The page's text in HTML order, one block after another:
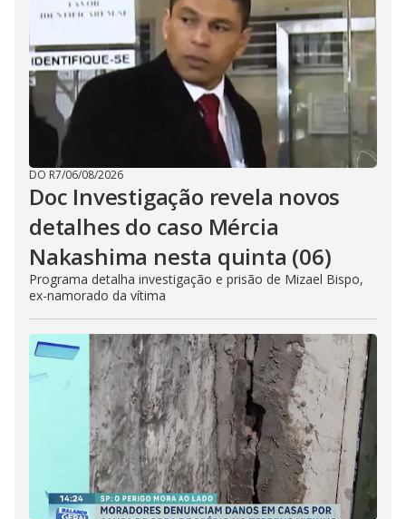
DO R7/06/08/2026
Doc Investigação revela novos
detalhes do caso Mércia
Nakashima nesta quinta (06)
Programa detalha investigação e prisão de Mizael Bispo,
ex-namorado da vítima